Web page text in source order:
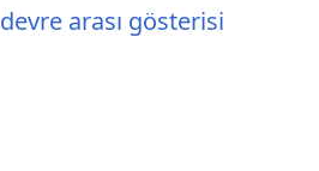
arası gösterisi